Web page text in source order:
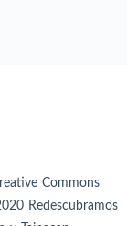
Commons
Redescubramos